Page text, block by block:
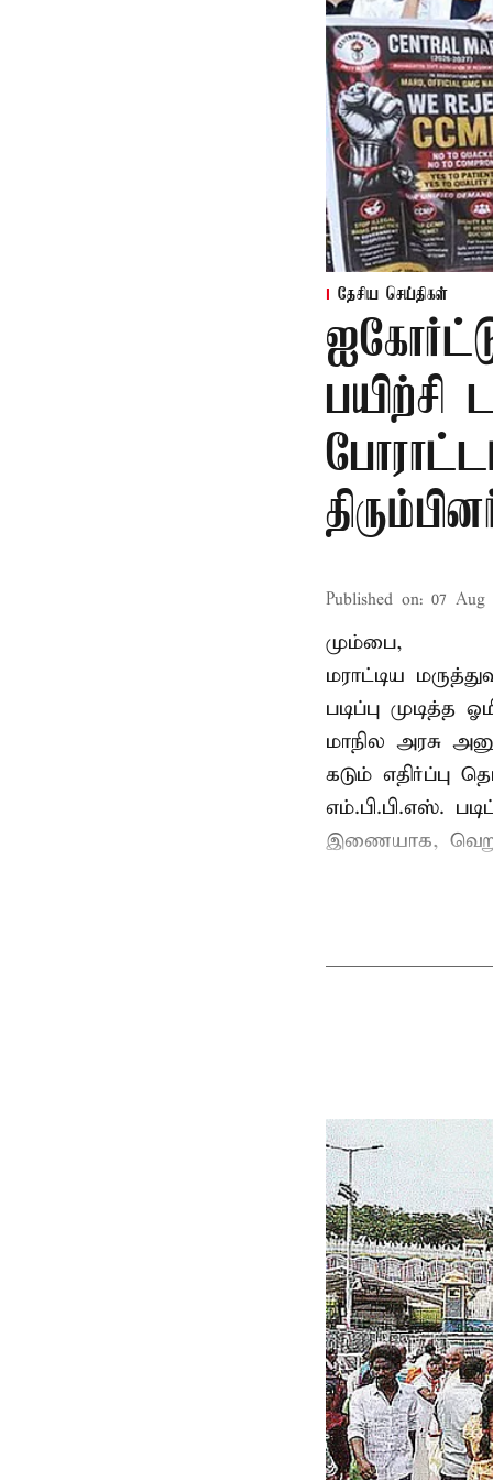
தேசிய செய்திகள்
பயிற்சி
Published on: 07 Aug
மும்பை,
மராட்டிய
படிப்பு
மாநில அரசு
கடும் எதிர்ப்பு
எம்.பி.பி.எஸ்.
இணையாக,